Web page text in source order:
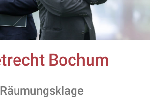
Bochum
Räumungsklage